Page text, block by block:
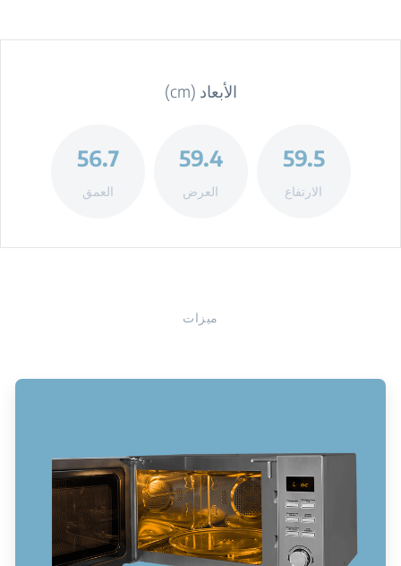
الأبعاد (cm)
59.5
الارتفاع
59.4
العرض
56.7
العمق
ميزات